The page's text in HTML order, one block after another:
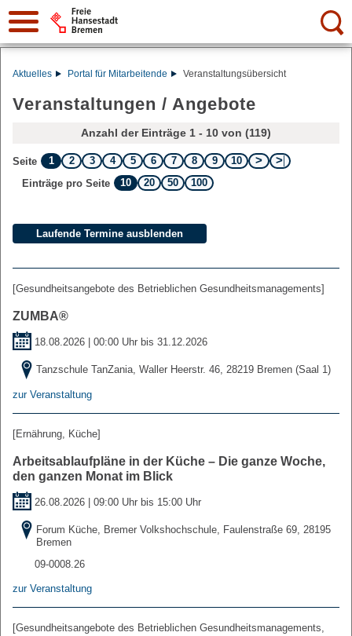
Suche:
Aktuelles Portal für Mitarbeitende Veranstaltungsübersicht
Veranstaltungen / Angebote
Anzahl der Einträge 1 - 10 von (119)
Seite 1 2 3 4 5 6 7 8 9
10
Einträge pro Seite
10 20 50 100
[Gesundheitsangebote des Betrieblichen Gesundheitsmanagements]
ZUMBA®
18.08.2026 | 00:00 Uhr bis 31.12.2026
Tanzschule TanZania, Waller Heerstr. 46, 28219 Bremen (Saal 1)
zur Veranstaltung
[Ernährung, Küche]
Arbeitsablaufpläne in der Küche – Die ganze Woche,
den ganzen Monat im Blick
26.08.2026 | 09:00 Uhr bis 15:00 Uhr
Forum Küche, Bremer Volkshochschule, Faulenstraße 69, 28195
Bremen
09-0008.26
zur Veranstaltung
[Gesundheitsangebote des Betrieblichen Gesundheitsmanagements,